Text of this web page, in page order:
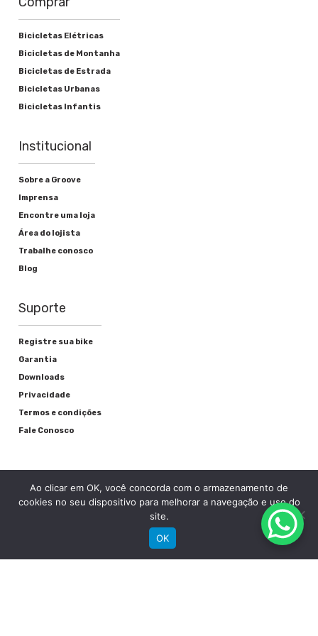
Bicicletas Elétricas
Bicicletas de Montanha
Bicicletas de Estrada
Bicicletas Urbanas
Bicicletas Infantis
Institucional
Sobre a Groove
Imprensa
Encontre uma loja
Área do lojista
Trabalhe conosco
Blog
Suporte
Registre sua bike
Garantia
Downloads
Privacidade
Termos e condições
Fale Conosco
RECEBA NOSSAS NOVIDADES POR E-MAIL
Ao clicar em OK, você concorda com o armazenamento de
cookies no seu dispositivo para melhorar a navegação e uso do
site.
OK